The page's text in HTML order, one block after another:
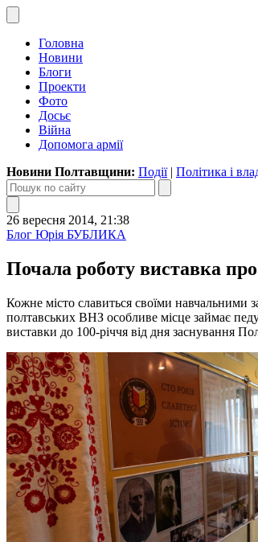
Головна
Новини
Блоги
Проекти
Фото
Досьє
Війна
Допомога армії
Новини Полтавщини: Події| Політика і
26 вересня 2014, 21:38
Блог Юрія БУБЛИКА
Почала роботу виставка
Кожне місто славиться своїми навчальними
полтавських ВНЗ особливе місце займає
виставки до 100-річчя від дня заснування